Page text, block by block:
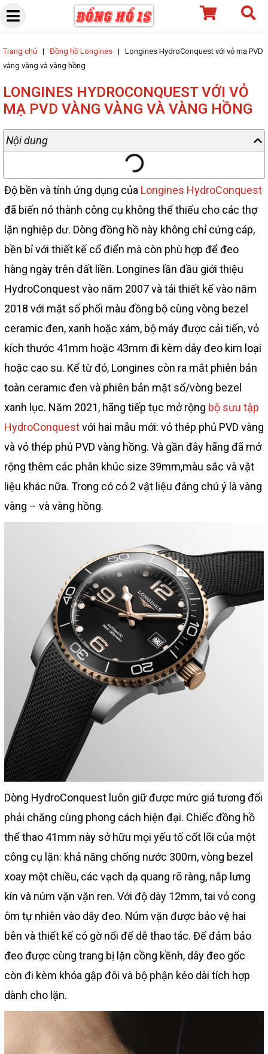
Skip
Trang chủ | Đồng hồ Longines | Longines HydroConquest với vỏ mạ PVD
vàng vàng và vàng hồng
LONGINES HYDROCONQUEST VỚI VỎ
MẠ PVD VÀNG VÀNG VÀ VÀNG HỒNG
Nội dung
Độ bền và tính ứng dụng của Longines HydroConquest
đã biến nó thành công cụ không thể thiếu cho các thợ
lặn nghiệp dư. Dòng đồng hồ này không chỉ cứng cáp,
bền bỉ với thiết kế cổ điển mà còn phù hợp để đeo
hàng ngày trên đất liền. Longines lần đầu giới thiệu
HydroConquest vào năm 2007 và tái thiết kế vào năm
2018 với mặt số phối màu đồng bộ cùng vòng bezel
ceramic đen, xanh hoặc xám, bộ máy được cải tiến, vỏ
kích thước 41mm hoặc 43mm đi kèm dây đeo kim loại
hoặc cao su. Kể từ đó, Longines còn ra mắt phiên bản
toàn ceramic đen và phiên bản mặt số/vòng bezel
xanh lục. Năm 2021, hãng tiếp tục mở rộng bộ sưu tập
HydroConquestvới hai mẫu mới: vỏ thép phủ PVD vàng
và vỏ thép phủ PVD vàng hồng. Và gần đây hãng đã mở
rộng thêm các phân khúc size 39mm,màu sắc và vật
liệu khác nữa. Trong có có 2 vật liệu đáng chú ý là vàng
vàng – và vàng hồng.
Dòng HydroConquest luôn giữ được mức giá tương đối
phải chăng cùng phong cách hiện đại. Chiếc đồng hồ
thể thao 41mm này sở hữu mọi yếu tố cốt lõi của một
công cụ lặn: khả năng chống nước 300m, vòng bezel
xoay một chiều, các vạch dạ quang rõ ràng, nắp lưng
kín và núm vặn vặn ren. Với độ dày 12mm, tai vỏ cong
ôm tự nhiên vào dây đeo. Núm vặn được bảo vệ hai
bên và thiết kế có gờ nổi để dễ thao tác. Để đảm bảo
đeo được cùng trang bị lặn cồng kềnh, dây đeo gốc
còn đi kèm khóa gập đôi và bộ phận kéo dài tích hợp
dành cho lặn.